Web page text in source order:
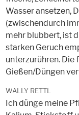
Wasser ansetzen,
(zwischendurch
mehr blubbert, ist
starken Geruch
unterzurühren. Die
Gießen/Düngen
WALLY RETTL
Ich dünge meine